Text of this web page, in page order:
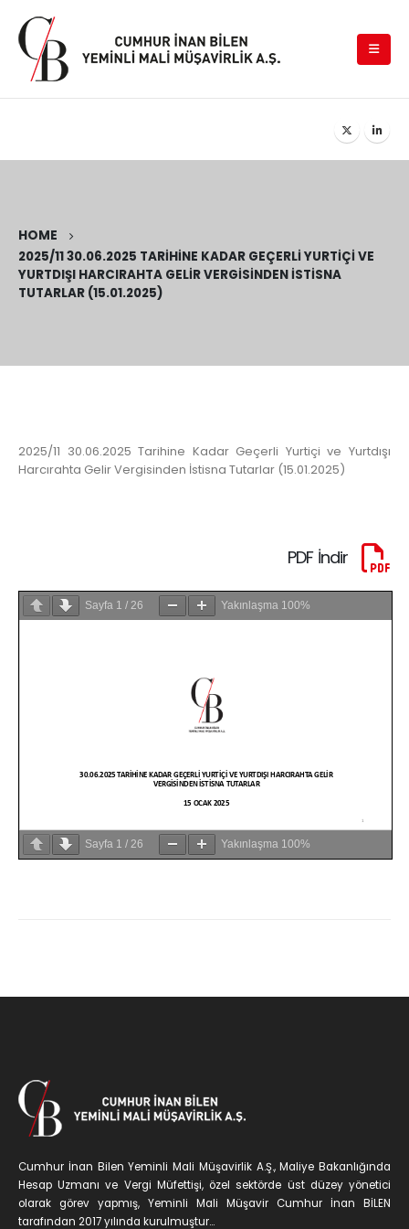
HOME
2025/11 30.06.2025 TARIHINE KADAR GEÇERLI YURTIÇI VE
YURTDIŞI HARCIRAHTA GELIR VERGISINDEN İSTISNA
TUTARLAR (15.01.2025)
2025/11 30.06.2025 Tarihine Kadar Geçerli Yurtiçi ve Yurtdışı
Harcırahta Gelir Vergisinden İstisna Tutarlar (15.01.2025)
PDF İndir
Sayfa 1 / 26 Yakınlaşma 100%
Sayfa 1 / 26 Yakınlaşma 100%
Cumhur İnan Bilen Yeminli Mali Müşavirlik A.Ş., Maliye Bakanlığında
Hesap Uzmanı ve Vergi Müfettişi, özel sektörde üst düzey yönetici
olarak görev yapmış, Yeminli Mali Müşavir Cumhur İnan BİLEN
tarafından 2017 yılında kurulmuştur...